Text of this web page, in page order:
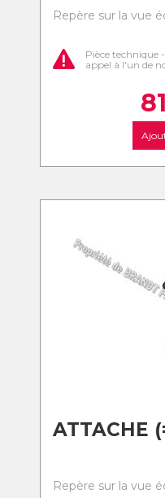
Repère sur la vue
Pièce technique
appel à l'un de
ATTACHE
Repère sur la vue